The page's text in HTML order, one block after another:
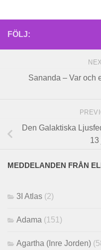
FÖLJ:
Sananda – Var och
Den Galaktiska
13
MEDDELANDEN FRÅN
3I Atlas (2)
Adama (151)
Agartha (Inre Jorden)